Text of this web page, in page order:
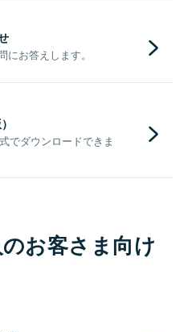
お答えします。
でダウンロードできま
お客さま向け